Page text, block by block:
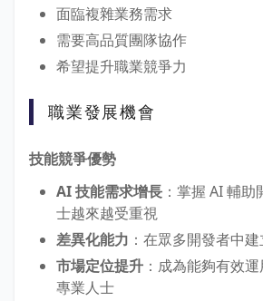
面臨複雜業務需求
需要高品質團隊協作
希望提升職業競爭力
職業發展機會
技能競爭優勢
AI 技能需求增長 ：掌握 AI 輔
士越來越受重視
差異化能力 ：在眾多開發者中
市場定位提升 ：成為能夠有效
專業人士